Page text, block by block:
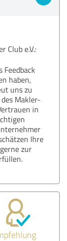
Club e.V.:
haben,
uns zu
Makler-
in
Ihre
zur